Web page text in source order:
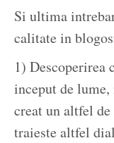
Si ultima
calitate in
1) Descoperirea
inceput de lume,
creat un altfel
traieste altfel